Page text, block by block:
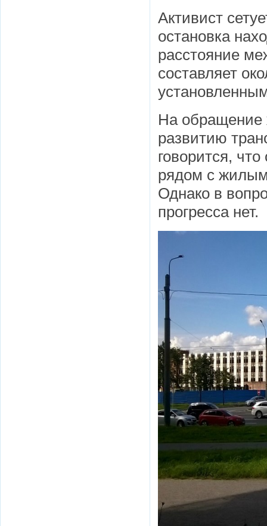
Активист
остановка
расстояние
составляет
На обращение
развитию
говорится,
рядом с
Однако в
прогресса нет.